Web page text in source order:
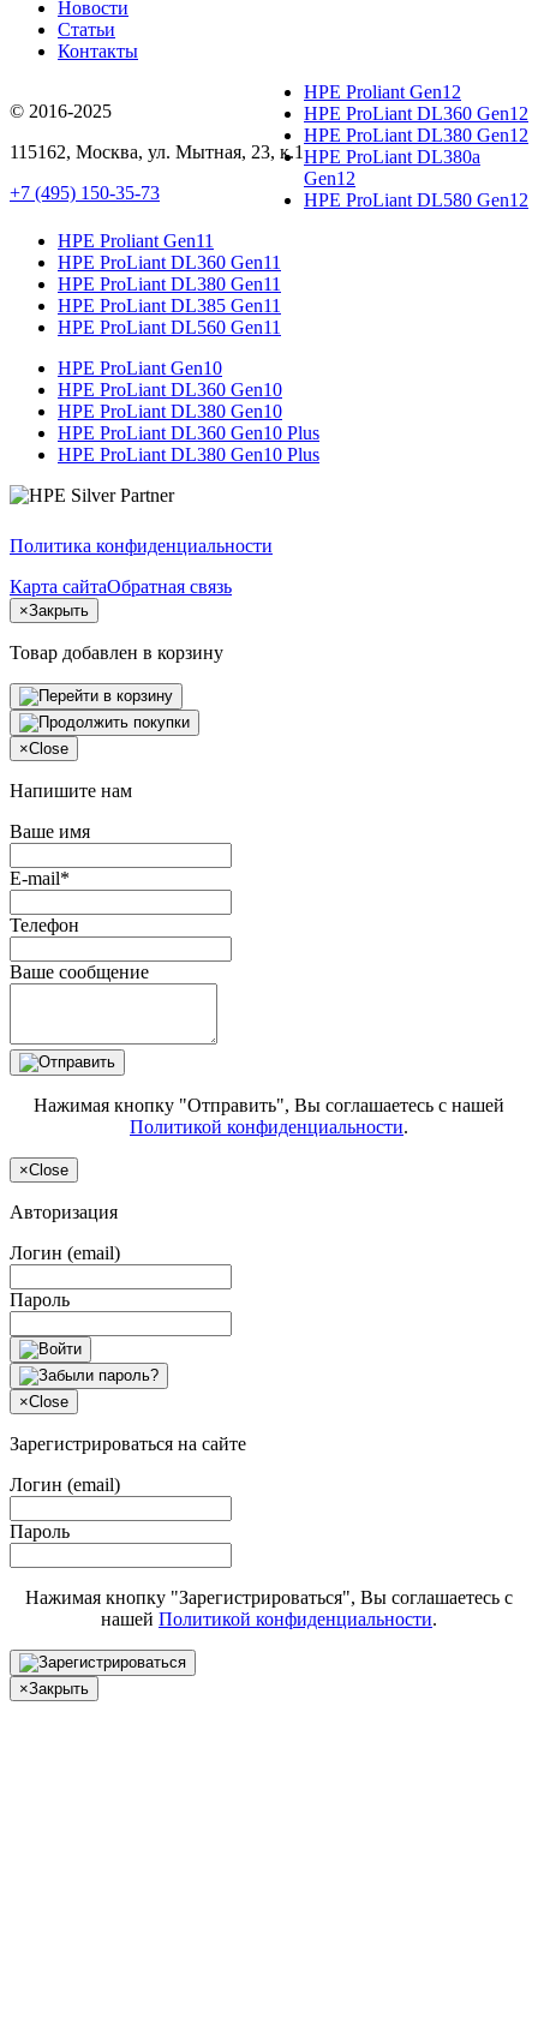
Новости
Статьи
Контакты
© 2016-2025
115162, Москва, ул. Мытная, 23, к.1
+7 (495) 150-35-73
HPE Proliant Gen12
HPE ProLiant DL360 Gen12
HPE ProLiant DL380 Gen12
HPE ProLiant DL380a
Gen12
HPE ProLiant DL580 Gen12
HPE Proliant Gen11
HPE ProLiant DL360 Gen11
HPE ProLiant DL380 Gen11
HPE ProLiant DL385 Gen11
HPE ProLiant DL560 Gen11
HPE ProLiant Gen10
HPE ProLiant DL360 Gen10
HPE ProLiant DL380 Gen10
HPE ProLiant DL360 Gen10 Plus
HPE ProLiant DL380 Gen10 Plus
Политика конфиденциальности
Карта сайтаОбратная связь
×Закрыть
Товар добавлен в корзину
×Close
Напишите нам
Ваше имя
E-mail*
Телефон
Ваше сообщение
Нажимая кнопку "Отправить", Вы соглашаетесь с нашей
Политикой конфиденциальности.
×Close
Авторизация
Логин (email)
Пароль
×Close
Зарегистрироваться на сайте
Логин (email)
Пароль
Нажимая кнопку "Зарегистрироваться", Вы соглашаетесь с
нашей Политикой конфиденциальности.
×Закрыть